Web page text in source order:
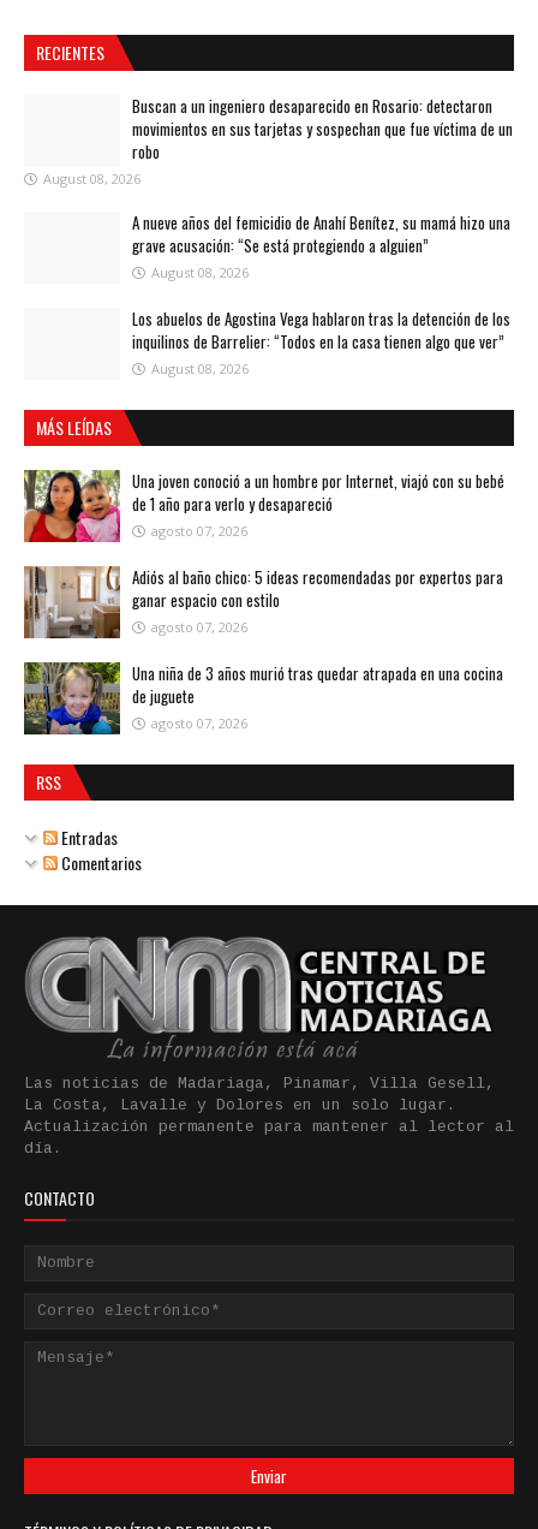
RECIENTES
Buscan a un ingeniero desaparecido en Rosario: detectaron
movimientos en sus tarjetas y sospechan que fue víctima de un
robo
August 08, 2026
A nueve años del femicidio de Anahí Benítez, su mamá hizo una
grave acusación: “Se está protegiendo a alguien”
August 08, 2026
Los abuelos de Agostina Vega hablaron tras la detención de los
inquilinos de Barrelier: “Todos en la casa tienen algo que ver”
August 08, 2026
MÁS LEÍDAS
Una joven conoció a un hombre por Internet, viajó con su bebé
de 1 año para verlo y desapareció
agosto 07, 2026
Adiós al baño chico: 5 ideas recomendadas por expertos para
ganar espacio con estilo
agosto 07, 2026
Una niña de 3 años murió tras quedar atrapada en una cocina
de juguete
agosto 07, 2026
RSS
Entradas
Comentarios
Las noticias de Madariaga, Pinamar, Villa Gesell,
La Costa, Lavalle y Dolores en un solo lugar.
Actualización permanente para mantener al lector al
día.
CONTACTO